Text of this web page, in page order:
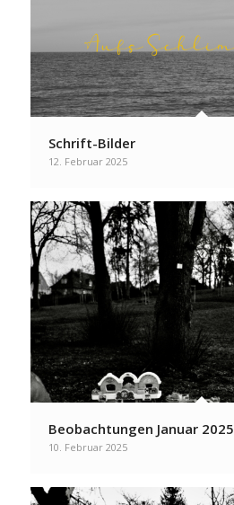
Schrift-Bilder
12. Februar 2025
Beobachtungen Januar 2025
10. Februar 2025